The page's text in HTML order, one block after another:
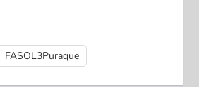
FASOL3Puraque